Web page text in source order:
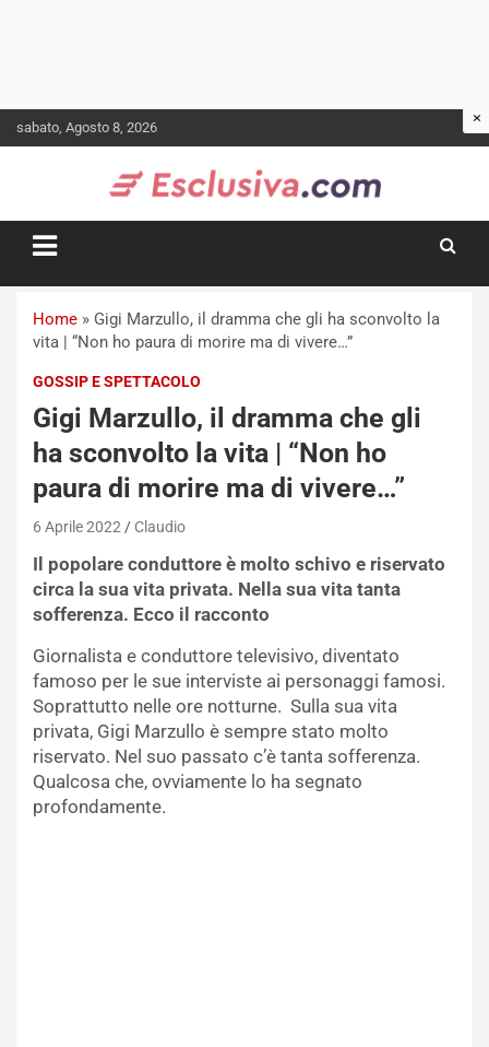
to
sabato, Agosto 8, 2026
Home » Gigi Marzullo, il dramma che gli ha sconvolto la
vita | “Non ho paura di morire ma di vivere…”
GOSSIP E SPETTACOLO
Gigi Marzullo, il dramma che gli
ha sconvolto la vita | “Non ho
paura di morire ma di vivere…”
6 Aprile 2022 Claudio
Il popolare conduttore è molto schivo e riservato
circa la sua vita privata. Nella sua vita tanta
sofferenza. Ecco il racconto
Giornalista e conduttore televisivo, diventato
famoso per le sue interviste ai personaggi famosi.
Soprattutto nelle ore notturne. Sulla sua vita
privata, Gigi Marzullo è sempre stato molto
riservato. Nel suo passato c’è tanta sofferenza.
Qualcosa che, ovviamente lo ha segnato
profondamente.